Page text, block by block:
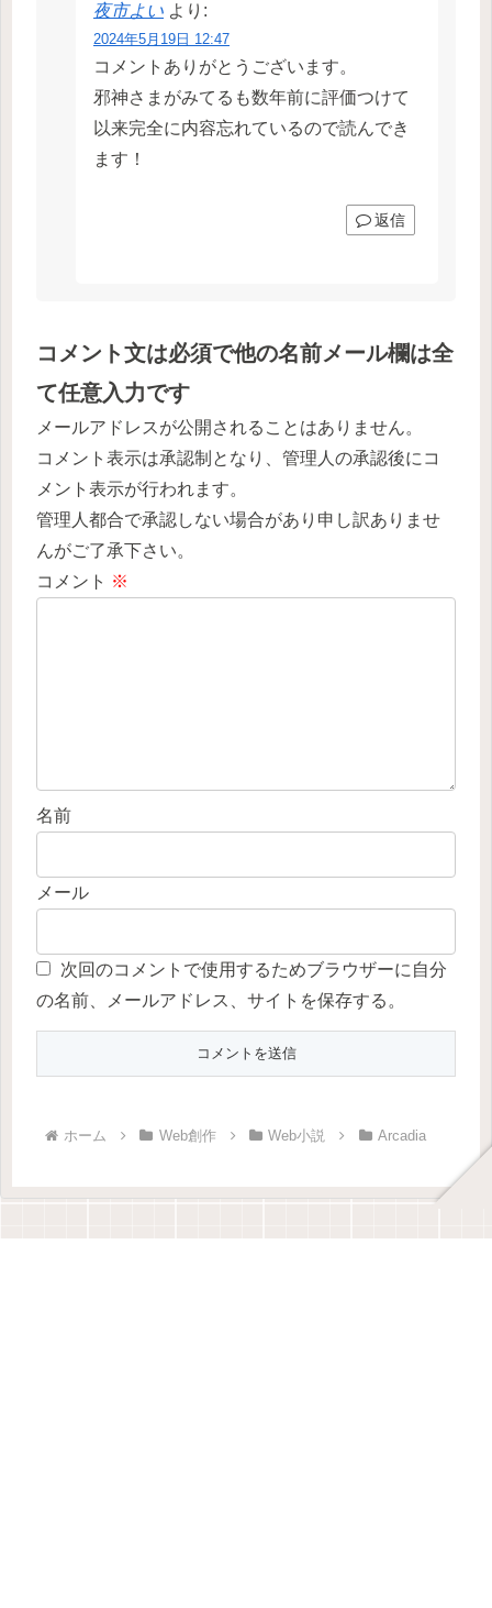
夜市よい より:
2024年5月19日 12:47
コメントありがとうございます。
邪神さまがみてるも数年前に評価つけて
以来完全に内容忘れているので読んでき
ます！
返信
コメント文は必須で他の名前メール欄は全
て任意入力です
メールアドレスが公開されることはありません。
コメント表示は承認制となり、管理人の承認後にコ
メント表示が行われます。
管理人都合で承認しない場合があり申し訳ありませ
んがご了承下さい。
コメント ※
名前
メール
次回のコメントで使用するためブラウザーに自分
の名前、メールアドレス、サイトを保存する。
ホーム Web創作 Web小説 Arcadia